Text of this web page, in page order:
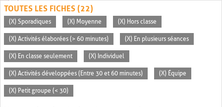
TOUTES LES FICHES (22)
(X) Sporadiques (X) Moyenne (X) Hors classe
(X) Activités élaborées (> 60 minutes) (X) En plusieurs séances
(X) En classe seulement (X) Individuel
(X) Activités développées (Entre 30 et 60 minutes) (X) Équipe
(X) Petit groupe (< 30)